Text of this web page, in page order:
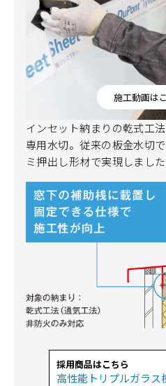
施工動画は
インセット納まりの乾式工
専用水切。従来の板金水切
ミ押出し形材で実現しました
採用商品はこちら
高性能トリプルガラス